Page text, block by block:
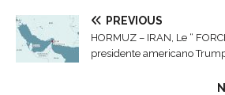
PREVIOUS
HORMUZ – IRAN, Le “
presidente americano